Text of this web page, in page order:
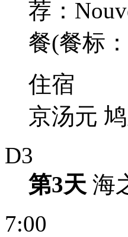
荐：
餐(餐标
住宿
京汤元
D3
第3天 海
7:00